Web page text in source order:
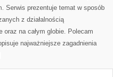
Serwis prezentuje temat w sposób
z działalnością
na całym globie. Polecam
najważniejsze zagadnienia